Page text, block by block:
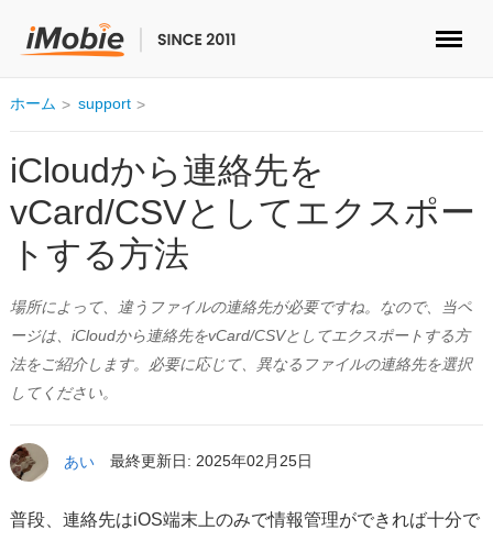
ロック解除&データ復元
データ転送
マルチメディア
便利ツール
ソリューション
ストア
ダウンロード
サポート
ホーム support
iCloudから連絡先を
vCard/CSVとしてエクスポー
トする方法
場所によって、違うファイルの連絡先が必要ですね。なので、当ペ
ージは、iCloudから連絡先をvCard/CSVとしてエクスポートする方
法をご紹介します。必要に応じて、異なるファイルの連絡先を選択
してください。
あい 最終更新日: 2025年02月25日
普段、連絡先はiOS端末上のみで情報管理ができれば十分で